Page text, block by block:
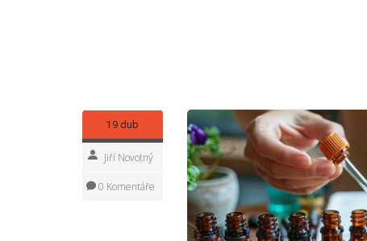
19 dub
Jiří Novotný
0 Komentáře